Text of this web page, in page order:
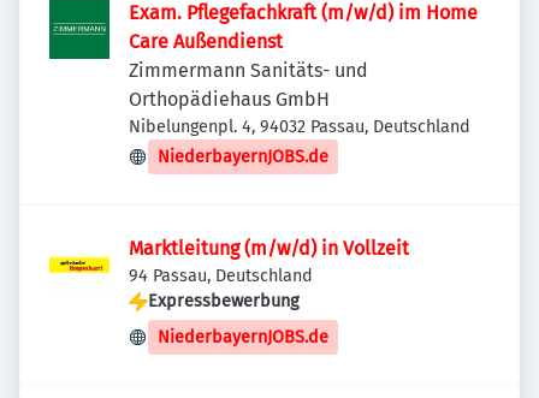
Exam. Pflegefachkraft (m/w/d) im Home
Care Außendienst
Zimmermann Sanitäts- und
Orthopädiehaus GmbH
Nibelungenpl. 4, 94032 Passau, Deutschland
NiederbayernJOBS.de
Marktleitung (m/w/d) in Vollzeit
94 Passau, Deutschland
Expressbewerbung
NiederbayernJOBS.de